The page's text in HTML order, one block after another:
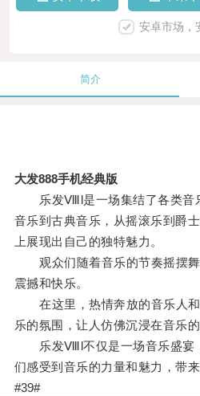
安卓市场，
简介
大发888手机经典版
乐发Ⅷl是一场集结了各类音乐
音乐到古典音乐，从摇滚乐到爵
上展现出自己的独特魅力。
观众们随着音乐的节奏摇摆舞
震撼和快乐。
在这里，热情奔放的音乐人和
乐的氛围，让人仿佛沉浸在音乐
乐发Ⅷl不仅是一场音乐盛宴，
们感受到音乐的力量和魅力，带
#39#